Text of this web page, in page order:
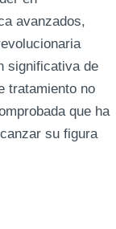
avanzados,
significativa de
tratamiento no
que ha
su figura